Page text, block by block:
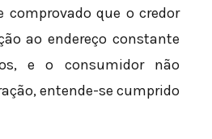
comprovado que o credor
ao endereço constante
e o consumidor não
entende-se cumprido